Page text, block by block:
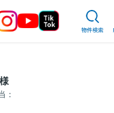
：